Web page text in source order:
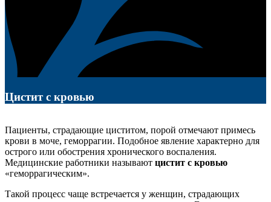
Цистит с кровью
Пациенты, страдающие циститом, порой отмечают примесь
крови в моче, геморрагии. Подобное явление характерно для
острого или обострения хронического воспаления.
Медицинские работники называют цистит с кровью
«геморрагическим».
Такой процесс чаще встречается у женщин, страдающих